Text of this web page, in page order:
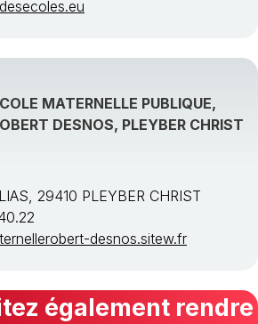
MATERNELLE PUBLIQUE,
DESNOS, PLEYBER CHRIST
29410 PLEYBER CHRIST
desnos.sitew.fr
également rendre